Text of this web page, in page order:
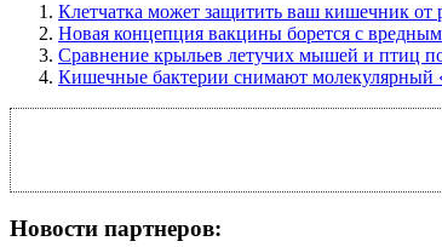
Клетчатка может защитить ваш кишечник от
Новая концепция вакцины борется с
Сравнение крыльев летучих мышей и птиц
Кишечные бактерии снимают молекулярный
Новости партнеров: